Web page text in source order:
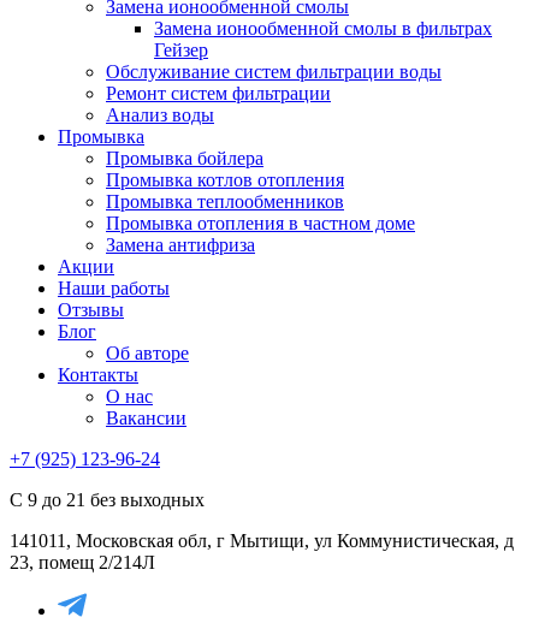
Замена ионообменной смолы
Замена ионообменной смолы в фильтрах
Гейзер
Обслуживание систем фильтрации воды
Ремонт систем фильтрации
Анализ воды
Промывка
Промывка бойлера
Промывка котлов отопления
Промывка теплообменников
Промывка отопления в частном доме
Замена антифриза
Акции
Наши работы
Отзывы
Блог
Об авторе
Контакты
О нас
Вакансии
+7 (925) 123-96-24
С 9 до 21 без выходных
141011, Московская обл, г Мытищи, ул Коммунистическая, д
23, помещ 2/214Л